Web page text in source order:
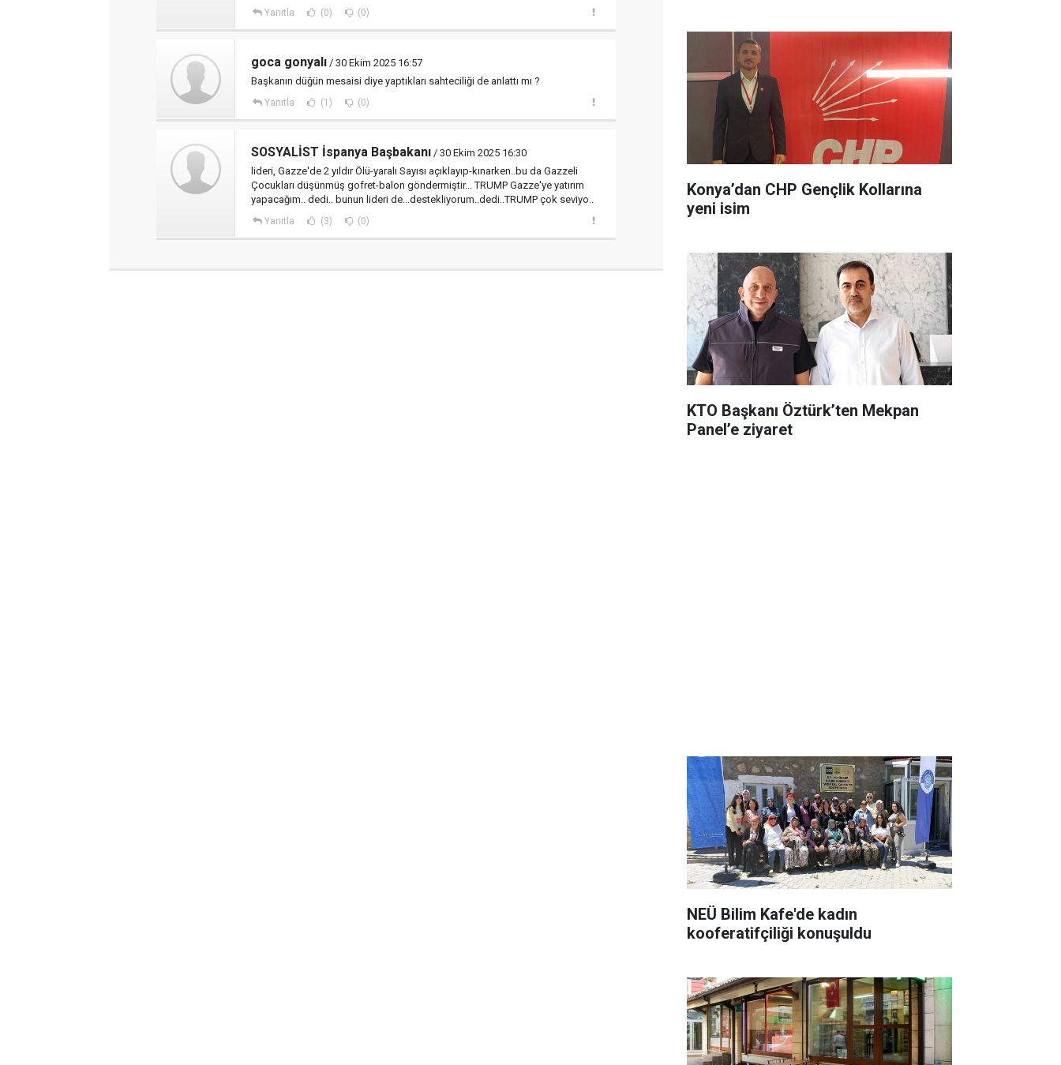
Yanıtla (0) (0)
goca gonyalı / 30 Ekim 2025 16:57
Başkanın düğün mesaisi diye yaptıkları sahteciliği de anlattı mı ?
Yanıtla (1) (0)
SOSYALİST İspanya Başbakanı / 30 Ekim 2025 16:30
lideri, Gazze'de 2 yıldır Ölü-yaralı Sayısı açıklayıp-kınarken..bu da Gazzeli
Çocukları düşünmüş gofret-balon göndermiştir... TRUMP Gazze'ye yatırım
yapacağım.. dedi.. bunun lideri de...destekliyorum..dedi..TRUMP çok seviyo..
Yanıtla (3) (0)
Konya’dan CHP Gençlik Kollarına
yeni isim
KTO Başkanı Öztürk’ten Mekpan
Panel’e ziyaret
NEÜ Bilim Kafe'de kadın
kooferatifçiliği konuşuldu